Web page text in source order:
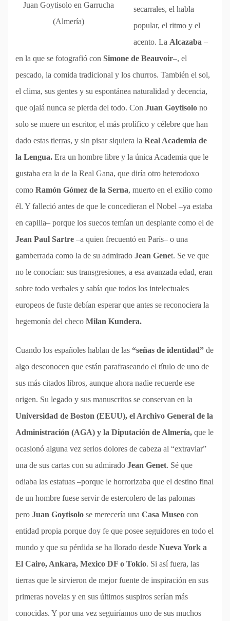
Juan Goytisolo en Garrucha
(Almería)
secarrales, el habla
popular, el ritmo y el
acento. La Alcazaba –
en la que se fotografió con Simone de Beauvoir–, el
pescado, la comida tradicional y los churros. También el sol,
el clima, sus gentes y su espontánea naturalidad y decencia,
que ojalá nunca se pierda del todo. Con Juan Goytisolo no
solo se muere un escritor, el más prolífico y célebre que han
dado estas tierras, y sin pisar siquiera la Real Academia de
la Lengua. Era un hombre libre y la única Academia que le
gustaba era la de la Real Gana, que diría otro heterodoxo
como Ramón Gómez de la Serna, muerto en el exilio como
él. Y falleció antes de que le concedieran el Nobel –ya estaba
en capilla– porque los suecos temían un desplante como el de
Jean Paul Sartre –a quien frecuentó en París– o una
gamberrada como la de su admirado Jean Genet. Se ve que
no le conocían: sus transgresiones, a esa avanzada edad, eran
sobre todo verbales y sabía que todos los intelectuales
europeos de fuste debían esperar que antes se reconociera la
hegemonía del checo Milan Kundera.
Cuando los españoles hablan de las “señas de identidad” de
algo desconocen que están parafraseando el título de uno de
sus más citados libros, aunque ahora nadie recuerde ese
origen. Su legado y sus manuscritos se conservan en la
Universidad de Boston (EEUU), el Archivo General de la
Administración (AGA) y la Diputación de Almería, que le
ocasionó alguna vez serios dolores de cabeza al “extraviar”
una de sus cartas con su admirado Jean Genet. Sé que
odiaba las estatuas –porque le horrorizaba que el destino final
de un hombre fuese servir de estercolero de las palomas–
pero Juan Goytisolo se merecería una Casa Museo con
entidad propia porque doy fe que posee seguidores en todo el
mundo y que su pérdida se ha llorado desde Nueva York a
El Cairo, Ankara, Mexico DF o Tokio. Si así fuera, las
tierras que le sirvieron de mejor fuente de inspiración en sus
primeras novelas y en sus últimos suspiros serían más
conocidas. Y por una vez seguiríamos uno de sus muchos